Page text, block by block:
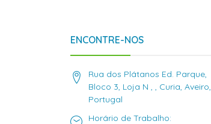
ENCONTRE-NOS
Rua dos Plátanos Ed. Parque,
Bloco 3, Loja N , , Curia, Aveiro,
Portugal
Horário de Trabalho: